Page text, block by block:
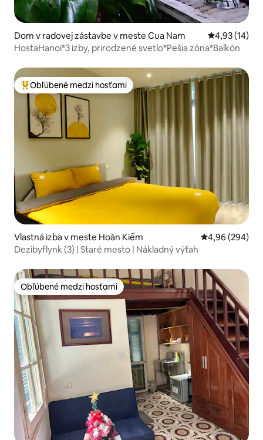
Dom v radovej zástavbe v meste Cua Nam Priemerné
4,93 (14)
HostaHanoi*3 izby, prirodzené svetlo*Pešia zóna*Balkón
Najobľúbenejšie medzi hosťami
Obľúbené medzi hosťami
Vlastná izba v meste Hoàn Kiếm Priemerné
4,96 (294)
Dezibyflynk (3) | Staré mesto | Nákladný výťah
Obľúbené medzi hosťami
Obľúbené medzi hosťami